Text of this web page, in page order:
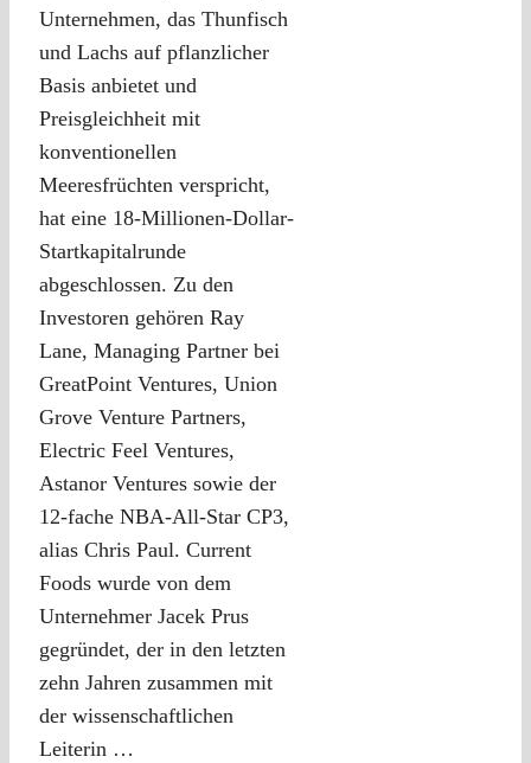
Unternehmen, das Thunfisch
und Lachs auf pflanzlicher
Basis anbietet und
Preisgleichheit mit
konventionellen
Meeresfrüchten verspricht,
hat eine 18-Millionen-Dollar-
Startkapitalrunde
abgeschlossen. Zu den
Investoren gehören Ray
Lane, Managing Partner bei
GreatPoint Ventures, Union
Grove Venture Partners,
Electric Feel Ventures,
Astanor Ventures sowie der
12-fache NBA-All-Star CP3,
alias Chris Paul. Current
Foods wurde von dem
Unternehmer Jacek Prus
gegründet, der in den letzten
zehn Jahren zusammen mit
der wissenschaftlichen
Leiterin …